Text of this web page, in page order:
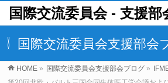
国際交流委員会 ‐ 支援部
国際交流委員会支援部会
HOME » 国際交流委員会支援部会ブログ »